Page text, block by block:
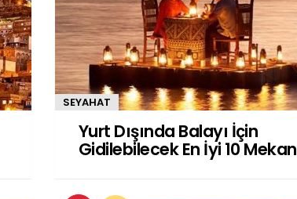
SEYAHAT
Yurt Dışında Balayı İçin
Gidilebilecek En İyi 10 Mekan